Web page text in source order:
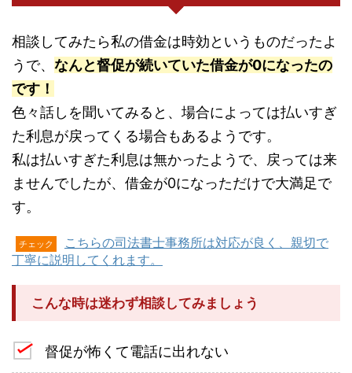
相談してみたら私の借金は時効というものだったよ
うで、 なんと督促が続いていた借金が0になったの
です！
色々話しを聞いてみると、場合によっては払いすぎ
た利息が戻ってくる場合もあるようです。
私は払いすぎた利息は無かったようで、戻っては来
ませんでしたが、借金が0になっただけで大満足で
す。
チェック
こちらの司法書士事務所は対応が良く、親切で
丁寧に説明してくれます。
こんな時は迷わず相談してみましょう
督促が怖くて電話に出れない